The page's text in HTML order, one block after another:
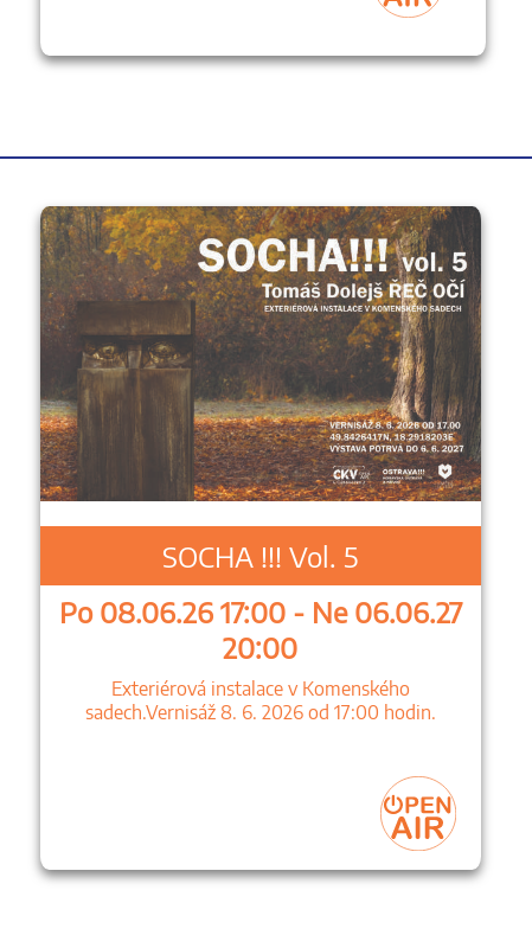
SOCHA !!! Vol. 5
Po 08.06.26 17:00 - Ne 06.06.27
20:00
Exteriérová instalace v Komenského
sadech.Vernisáž 8. 6. 2026 od 17:00 hodin.